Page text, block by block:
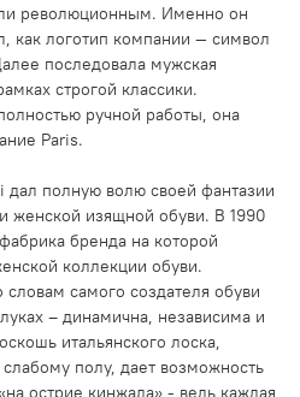
революционным. Именно он
как логотип компании — символ
последовала мужская
строгой классики.
ручной работы, она
Paris.
полную волю своей фантазии
женской изящной обуви. В 1990
бренда на которой
коллекции обуви.
самого создателя обуви
– динамична, независима и
итальянского лоска,
полу, дает возможность
острие кинжала» - ведь каждая